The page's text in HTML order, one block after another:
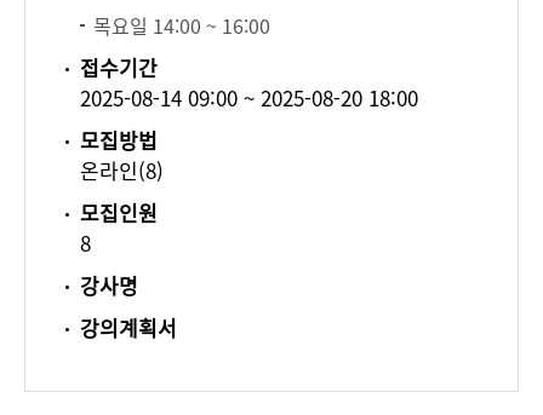
목요일 14:00 ~ 16:00
접수기간
2025-08-14 09:00 ~ 2025-08-20 18:00
모집방법
온라인(8)
모집인원
8
강사명
강의계획서